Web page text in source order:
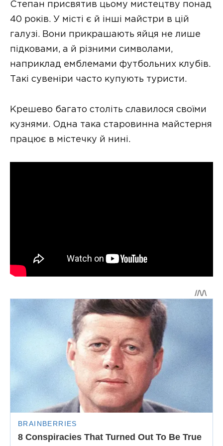
Степан присвятив цьому мистецтву понад
40 років. У місті є й інші майстри в цій
галузі. Вони прикрашають яйця не лише
підковами, а й різними символами,
наприклад емблемами футбольних клубів.
Такі сувеніри часто купують туристи.
Крешево багато століть славилося своїми
кузнями. Одна така старовинна майстерня
працює в містечку й нині.